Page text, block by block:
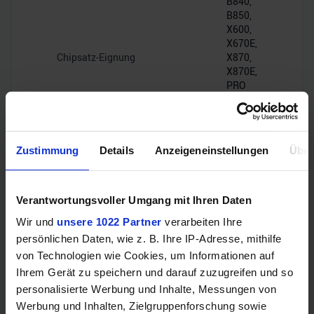
Zustimmung Details Anzeigeneinstellungen
Verantwortungsvoller Umgang mit Ihren Daten
Wir und unsere 1022 Partner verarbeiten Ihre
persönlichen Daten, wie z. B. Ihre IP-Adresse, mithilfe
von Technologien wie Cookies, um Informationen auf
Ihrem Gerät zu speichern und darauf zuzugreifen und so
personalisierte Werbung und Inhalte, Messungen von
Werbung und Inhalten, Zielgruppenforschung sowie
Chipsatz-Eignung
B850,
X600,
X670E,
X870,
X870E,
PRO
600
[OEM],
[OEM]
Chipsatz-Interface
4.0 x4
PCIe-Lanes 28